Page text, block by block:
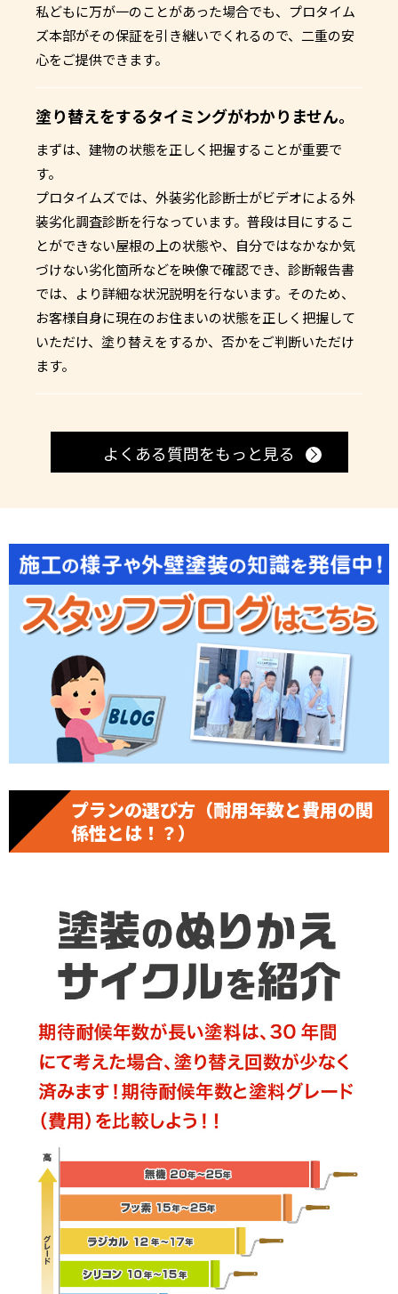
私どもに万が一のことがあった場合でも、プロタイム
ズ本部がその保証を引き継いでくれるので、二重の安
心をご提供できます。
塗り替えをするタイミングがわかりません。
まずは、建物の状態を正しく把握することが重要で
す。
プロタイムズでは、外装劣化診断士がビデオによる外
装劣化調査診断を行なっています。普段は目にするこ
とができない屋根の上の状態や、自分ではなかなか気
づけない劣化箇所などを映像で確認でき、診断報告書
では、より詳細な状況説明を行ないます。そのため、
お客様自身に現在のお住まいの状態を正しく把握して
いただけ、塗り替えをするか、否かをご判断いただけ
ます。
よくある質問をもっと見る
プランの選び方（耐用年数と費用の関
係性とは！？）